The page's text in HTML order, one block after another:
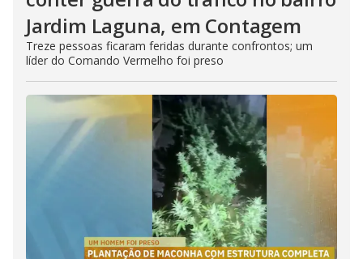
Jardim Laguna, em Contagem
Treze pessoas ficaram feridas durante confrontos; um
líder do Comando Vermelho foi preso